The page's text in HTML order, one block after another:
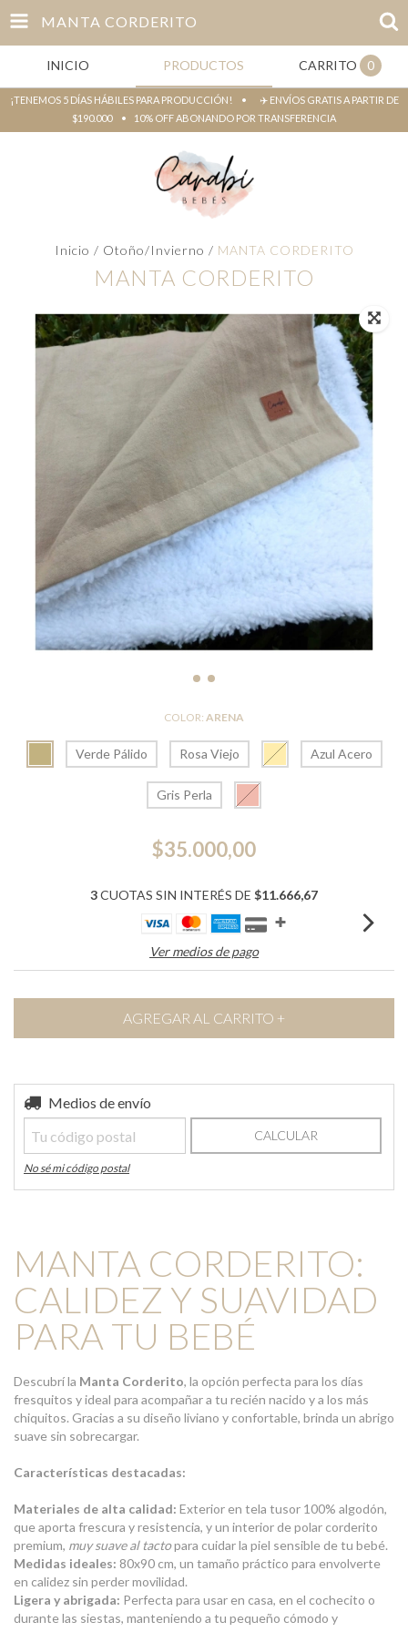
MANTA CORDERITO
INICIO PRODUCTOS CARRITO 0
¡TENEMOS 5 DÍAS HÁBILES PARA PRODUCCIÓN! • ✈️ ENVÍOS GRATIS A PARTIR DE
$190.000 • 10% OFF ABONANDO POR TRANSFERENCIA
Inicio / Otoño/Invierno / MANTA CORDERITO
MANTA CORDERITO
COLOR: ARENA
Verde Pálido Rosa Viejo Azul Acero
Gris Perla
$35.000,00
3CUOTAS SIN INTERÉS DE $11.666,67
Ver medios de pago
Entregas para el CP:
Medios de envío
CALCULAR
No sé mi código postal
MANTA CORDERITO:
CALIDEZ Y SUAVIDAD
PARA TU BEBÉ
Descubrí la Manta Corderito, la opción perfecta para los días
fresquitos y ideal para acompañar a tu recién nacido y a los más
chiquitos. Gracias a su diseño liviano y confortable, brinda un abrigo
suave sin sobrecargar.
Características destacadas:
Materiales de alta calidad: Exterior en tela tusor 100% algodón,
que aporta frescura y resistencia, y un interior de polar corderito
premium, muy suave al tactopara cuidar la piel sensible de tu bebé.
Medidas ideales: 80x90 cm, un tamaño práctico para envolverte
en calidez sin perder movilidad.
Ligera y abrigada: Perfecta para usar en casa, en el cochecito o
durante las siestas, manteniendo a tu pequeño cómodo y